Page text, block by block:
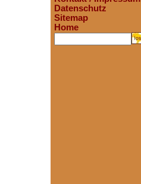
Datenschutz
Sitemap
Home